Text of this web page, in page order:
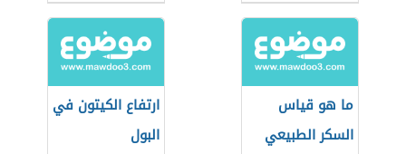
ما هو قياس
السكر الطبيعي
ارتفاع الكيتون في
البول